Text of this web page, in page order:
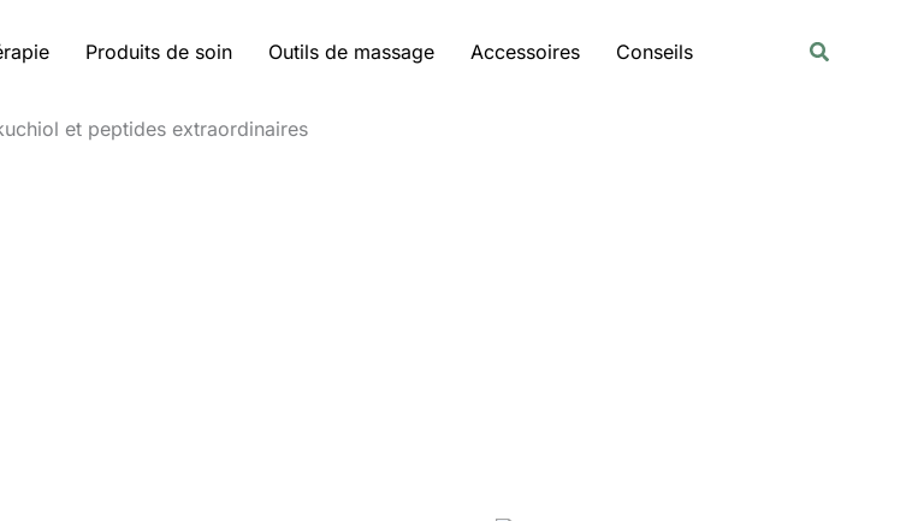
Produits de soin Outils de massage Accessoires Conseils
et peptides extraordinaires